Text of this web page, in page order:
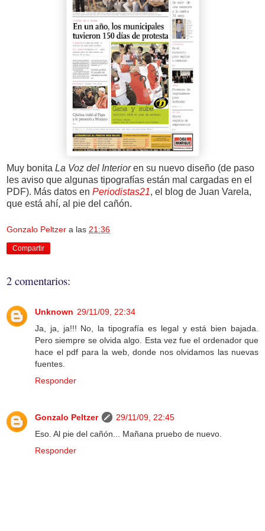
Muy bonita La Voz del Interioren su nuevo diseño (de paso
les aviso que algunas tipografías están mal cargadas en el
PDF). Más datos en Periodistas21, el blog de Juan Varela,
que está ahí, al pie del cañón.
Gonzalo Peltzer a las 21:36
Compartir
2 comentarios:
Unknown 29/11/09, 22:34
Ja, ja, ja!!! No, la tipografía es legal y está bien bajada.
Pero siempre se olvida algo. Esta vez fue el ordenador que
hace el pdf para la web, donde nos olvidamos las nuevas
fuentes.
Responder
Gonzalo Peltzer
29/11/09, 22:45
Eso. Al pie del cañón... Mañana pruebo de nuevo.
Responder